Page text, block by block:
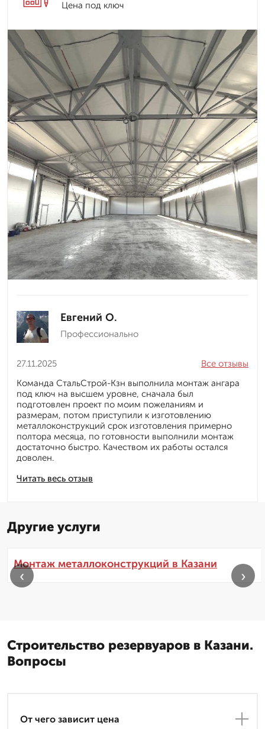
Цена под ключ
Евгений О.
Профессионально
27.11.2025
Читать весь отзыв
Все отзывы
Команда СтальСтрой-Кзн выполнила монтаж ангара
под ключ на высшем уровне, сначала был
подготовлен проект по моим пожеланиям и
размерам, потом приступили к изготовлению
металлоконструкций срок изготовления примерно
полтора месяца, по готовности выполнили монтаж
достаточно быстро. Качеством их работы остался
доволен.
Другие услуги
Монтаж металлоконструкций в Казани
‹ ›
Строительство резервуаров в Казани.
Вопросы
От чего зависит цена